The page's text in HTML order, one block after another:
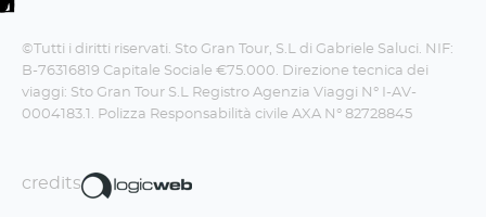
©Tutti i diritti riservati. Sto Gran Tour, S.L di Gabriele Saluci. NIF:
B-76316819 Capitale Sociale €75.000. Direzione tecnica dei
viaggi: Sto Gran Tour S.L Registro Agenzia Viaggi N° I-AV-
0004183.1. Polizza Responsabilità civile AXA N° 82728845
credits